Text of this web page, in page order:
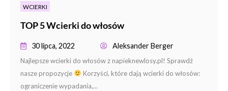
WCIERKI
TOP 5 Wcierki do włosów
30 lipca, 2022 Aleksander Berger
Najlepsze wcierki do włosów z napieknewlosy.pl! Sprawdź
nasze propozycje
Korzyści, które dają wcierki do włosów:
ograniczenie wypadania,...